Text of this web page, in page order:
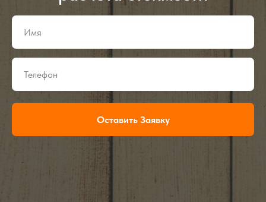
Оставить Заявку